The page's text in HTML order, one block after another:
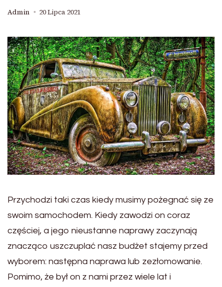
Admin 20 Lipca 2021
Przychodzi taki czas kiedy musimy pożegnać się ze
swoim samochodem. Kiedy zawodzi on coraz
częściej, a jego nieustanne naprawy zaczynają
znacząco uszczuplać nasz budżet stajemy przed
wyborem: następna naprawa lub zezłomowanie.
Pomimo, że był on z nami przez wiele lat i